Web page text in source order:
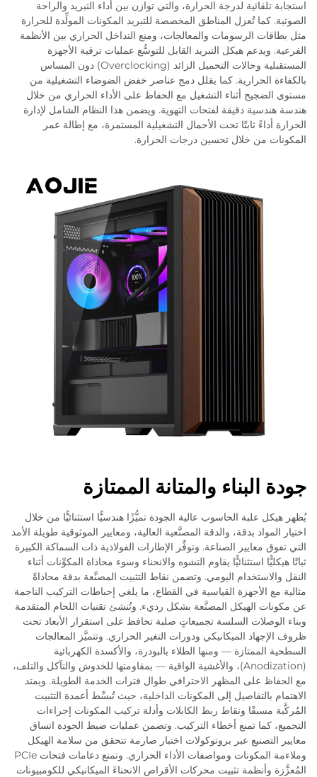
استجابة تلقائية لدرجة الحرارة، والتي توازن بين أداء التبريد والراحة
الصوتية. كما تُعزل المناطق المخصصة للتبريد المكونات المولِّدة للحرارة
مثل بطاقات الرسومات والمعالجات، ومنع التداخل الحراري بين الأنظمة
الفرعية. ويدعم هيكل التبريد القابل للتوسُّع عمليات ترقية الأجهزة
المستقبلية وحالات التحميل الزائد (Overclocking) دون المساس
بالكفاءة الحرارية. كما يقلل دمج عناصر خفض الضوضاء التشغيلية من
مستوى الضجيج أثناء التشغيل مع الحفاظ على الأداء الحراري من خلال
هندسة هندسية دقيقة لفتحات التهوية. ويضمن هذا النظام الشامل لإدارة
الحرارة أداءً ثابتًا تحت الأحمال التشغيلية المستمرة، مع إطالة عمر
المكونات من خلال تحسين درجات الحرارة.
جودة البناء والمتانة الممتازة
يُظهر هيكل علبة الحاسوب عالية الجودة تميُّزًا هندسيًّا استثنائيًّا من خلال
اختيار المواد بدقة، والدقة المصنَّعية العالية، ومعايير الموثوقية طويلة الأمد
التي تفوق معايير الصناعة. وتوفِّر الإطارات الفولاذية ذات السماكة الكبيرة
ثباتًا هيكليًّا استثنائيًّا يقاوم التشوه والانحناء وسوء محاذاة المكوِّنات أثناء
النقل والاستخدام اليومي. وتضمن نقاط التثبيت المصنَّعة بدقة محاذاةً
مثالية مع الأجهزة القياسية في القطاع، ما يلغي إحباطات التركيب الناجمة
عن مكونات الهيكل المصنَّعة بشكل رديء. وتُنشئ تقنيات اللحام المتقدمة
وبناء الوصلات السلسة تجميعاتٍ صلبة تحافظ على استقرار الأبعاد تحت
ظروف الإجهاد الميكانيكي ودورات التغير الحراري. وتتميَّز المعالجات
السطحية الممتازة — ومنها الطلاء بالبودرة، والأكسدة الكهربائية
(Anodization)، والأغشية الواقية — بمقاومتها للخدوش والتآكل والتلف،
مع الحفاظ على المظهر الاحترافي طوال فترات الخدمة الطويلة. ويمتد
الاهتمام بالتفاصيل إلى المكونات الداخلية، حيث تُبسِّط أعمدة التثبيت
المُركَّبة مسبقًا ونقاط ربط الكابلات وأدلة تركيب المكونات إجراءات
التجميع، كما تمنع أخطاء التركيب. وتضمن عمليات ضبط الجودة اتساق
معايير التصنيع عبر بروتوكولات اختبار صارمة تتحقق من سلامة الهيكل
وملاءمة المكونات ومواصفات الأداء الحراري. وتمنع دعامات فتحات PCIe
المُعزَّزة وأنظمة تثبيت محركات الأقراص الانحناءَ الميكانيكي للكومبيونات